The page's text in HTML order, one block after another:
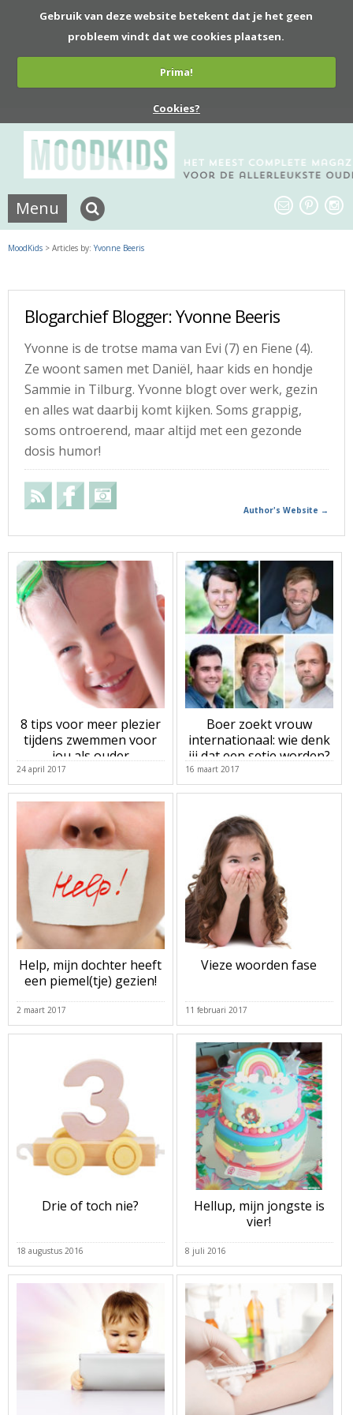
Gebruik van deze website betekent dat je het geen
probleem vindt dat we cookies plaatsen.
Prima!
Cookies?
Menu
MoodKids > Articles by: Yvonne Beeris
Blogarchief Blogger: Yvonne Beeris
Yvonne is de trotse mama van Evi (7) en Fiene (4).
Ze woont samen met Daniël, haar kids en hondje
Sammie in Tilburg. Yvonne blogt over werk, gezin
en alles wat daarbij komt kijken. Soms grappig,
soms ontroerend, maar altijd met een gezonde
dosis humor!
Author's Website →
8 tips voor meer plezier
tijdens zwemmen voor
jou als ouder
24 april 2017
Boer zoekt vrouw
internationaal: wie denk
jij dat een setje worden?
16 maart 2017
Help, mijn dochter heeft
een piemel(tje) gezien!
2 maart 2017
Vieze woorden fase
11 februari 2017
Drie of toch nie?
18 augustus 2016
Hellup, mijn jongste is
vier!
8 juli 2016